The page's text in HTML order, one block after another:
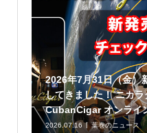
2026年7月31日（金）
してきました！ ニカラ
CubanCigar オンライ
2026.07.16 葉巻のニュース